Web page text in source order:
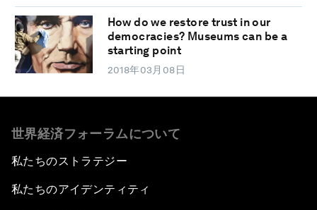
How do we restore trust in our
democracies? Museums can be a
starting point
2018年03月08日
世界経済フォーラムについて
私たちのストラテジー
私たちのアイデンティティ